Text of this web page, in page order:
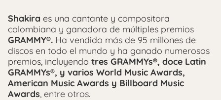
Shakira es una cantante y compositora
colombiana y ganadora de múltiples premios
GRAMMY®. Ha vendido más de 95 millones de
discos en todo el mundo y ha ganado numerosos
premios, incluyendo tres GRAMMYs®, doce Latin
GRAMMYs®, y varios World Music Awards,
American Music Awards y Billboard Music
Awards , entre otros.